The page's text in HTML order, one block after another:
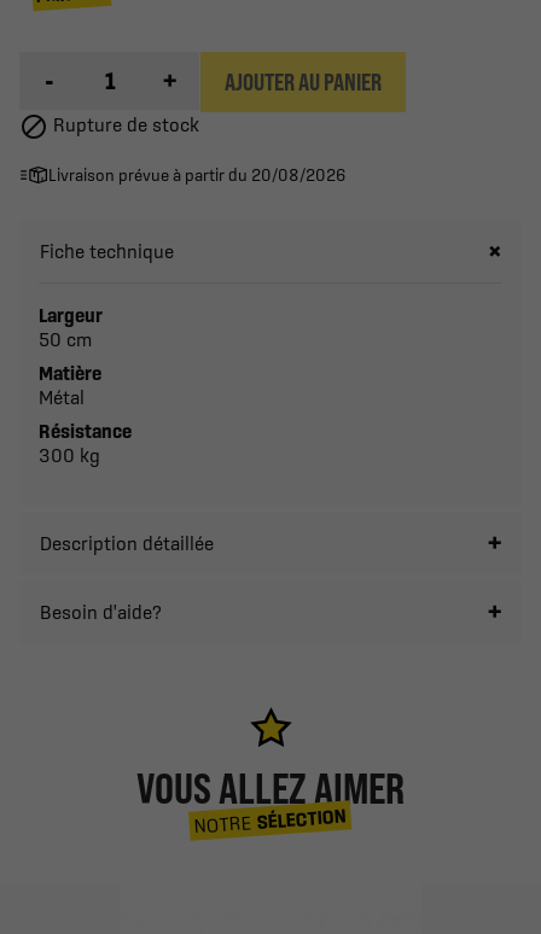
- + AJOUTER AU PANIER
 Rupture de stock
Livraison prévue à partir du 20/08/2026
Fiche technique
Largeur
50 cm
Matière
Métal
Résistance
300 kg
Description détaillée
Besoin d'aide?
VOUS ALLEZ AIMER
NOTRESÉLECTION